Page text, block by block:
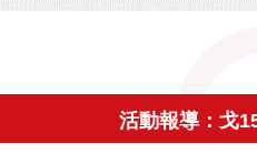
活動報導：戈